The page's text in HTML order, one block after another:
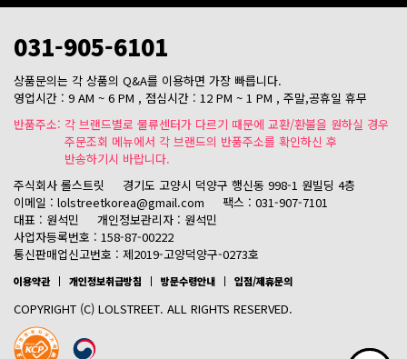
031-905-6101
상품문의는 각 상품의 Q&A를 이용하면 가장 빠릅니다.
영업시간 : 9 AM ~ 6 PM , 점심시간 : 12 PM ~ 1 PM , 주말,공휴일 휴무
반품주소: 각 브랜드별로 물류센터가 다르기 때문에 교환/환불을 원하실 경우
주문조회 메뉴에서 각 브랜드의 반품주소를 확인하신 후
반송하기시 바랍니다.
주식회사 롤스트릿
경기도 고양시 덕양구 행신동 998-1 원빌딩 4층
이메일 : lolstreetkorea@gmail.com
팩스 : 031-907-7101
대표 : 원석민
개인정보관리자 : 원석민
사업자등록번호 : 158-87-00222
통신판매업신고번호 : 제2019-고양덕양구-0273호
이용약관 개인정보취급방침 방문수령안내 입점/제휴문의
COPYRIGHT (C) LOLSTREET. ALL RIGHTS RESERVED.